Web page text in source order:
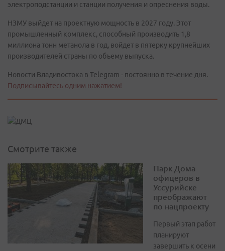
электроподстанции и станции получения и опреснения воды.
НЗМУ выйдет на проектную мощность в 2027 году. Этот
промышленный комплекс, способный производить 1,8
миллиона тонн метанола в год, войдет в пятерку крупнейших
производителей страны по объему выпуска.
Новости Владивостока в Telegram - постоянно в течение дня.
Подписывайтесь одним нажатием!
Смотрите также
Парк Дома
офицеров в
Уссурийске
преображают
по нацпроекту
Первый этап работ
планируют
завершить к осени